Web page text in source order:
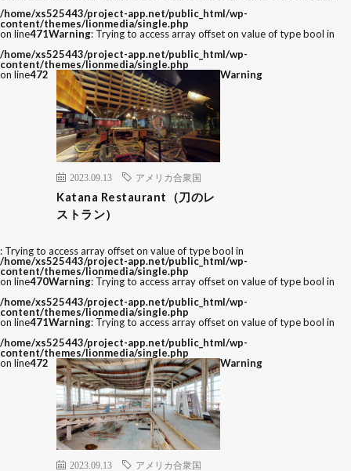
/home/xs525443/project-app.net/public_html/wp-
content/themes/lionmedia/single.php
on line471Warning: Trying to access array offset on value of type bool in
/home/xs525443/project-app.net/public_html/wp-
content/themes/lionmedia/single.php
on line472
2023.09.13 アメリカ合衆国
Katana Restaurant（刀のレ
ストラン）
Warning
: Trying to access array offset on value of type bool in
/home/xs525443/project-app.net/public_html/wp-
content/themes/lionmedia/single.php
on line470Warning: Trying to access array offset on value of type bool in
/home/xs525443/project-app.net/public_html/wp-
content/themes/lionmedia/single.php
on line471Warning: Trying to access array offset on value of type bool in
/home/xs525443/project-app.net/public_html/wp-
content/themes/lionmedia/single.php
on line472
2023.09.13 アメリカ合衆国
Warning